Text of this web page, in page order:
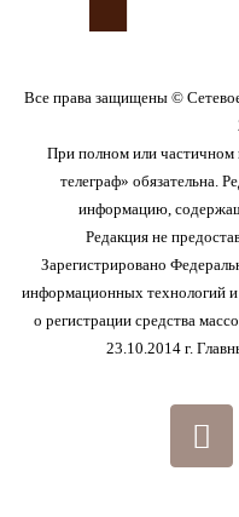
Все права защищены ©
При полном или частичном
телеграф» обязательна.
информацию,
Редакция не
Зарегистрировано
информационных технологий
о регистрации средства
23.10.2014 г.